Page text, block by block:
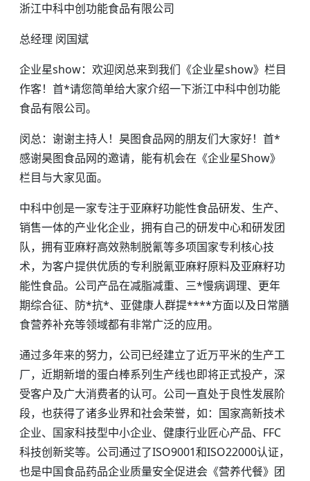
浙江中科中创功能食品有限公司
总经理 闵国斌
企业星show：欢迎闵总来到我们《企业星show》栏目
作客！首*请您简单给大家介绍一下浙江中科中创功能
食品有限公司。
闵总：谢谢主持人！昊图食品网的朋友们大家好！首*
感谢昊图食品网的邀请，能有机会在《企业星Show》
栏目与大家见面。
中科中创是一家专注于亚麻籽功能性食品研发、生产、
销售一体的产业化企业，拥有自己的研发中心和研发团
队，拥有亚麻籽高效熟制脱氰等多项国家专利核心技
术，为客户提供优质的专利脱氰亚麻籽原料及亚麻籽功
能性食品。公司产品在减脂减重、三*慢病调理、更年
期综合征、防*抗*、亚健康人群提****方面以及日常膳
食营养补充等领域都有非常广泛的应用。
通过多年来的努力，公司已经建立了近万平米的生产工
厂，近期新增的蛋白棒系列生产线也即将正式投产，深
受客户及广大消费者的认可。公司一直处于良性发展阶
段，也获得了诸多业界和社会荣誉，如：国家高新技术
企业、国家科技型中小企业、健康行业匠心产品、FFC
科技创新奖等。公司通过了ISO9001和ISO22000认证，
也是中国食品药品企业质量安全促进会《营养代餐》团